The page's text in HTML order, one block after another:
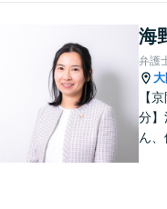
ショ
ま
ー
海
弁護
【
分】
ん